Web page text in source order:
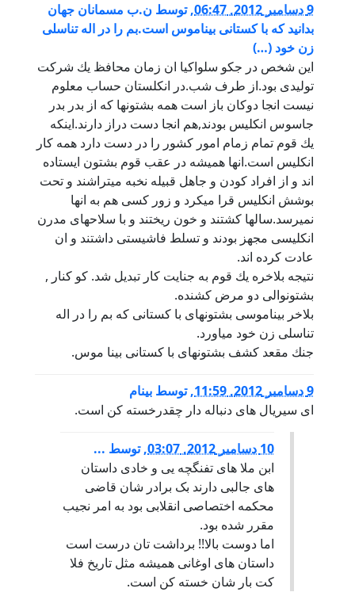
9 دسامبر 2012, 06:47 ,توسط ن.ب مسمانان جهان
بدانيد كه با كستانى بيناموس است.بم را در اله تناسلى
زن خود (…)
اين شخص در جكو سلواكيا ان زمان محافظ يك شركت
توليدى بود.از طرف شب.در انكلستان حساب معلوم
نيست انجا دوكان باز است همه بشتونها كه از بدر بدر
جاسوس انكليس بودند,هم انجا دست دراز دارند.اينكه
يك قوم تمام زمام امور كشور را در دست دارد همه كار
انكليس است.انها هميشه در عقب قوم بشتون ايستاده
اند و از افراد كودن و جاهل قبيله نخبه ميتراشند و تحت
بوشش انكليس قرا ميكرد و زور كسى هم به انها
نميرسد.سالها كشتند و خون ريختند و با سلاحهاى مدرن
انكليسى مجهز بودند و تسلط فاشيستى داشتند و ان
عادت كرده اند.
نتيجه بلاخره يك قوم به جنايت كار تبديل شد. كو كنار ,
بشتونوالى دو مرض كشنده.
بلاخر بيناموسى بشتونهاى با كستانى كه بم را در اله
تناسلى زن خود مياورد.
جنك مقعد كشف بشتونهاى با كستانى بينا موس.
9 دسامبر 2012, 11:59 ,توسط بینام
ای سیریال های دنباله دار چقدرخسته کن است.
10 دسامبر 2012, 03:07 ,توسط ...
ابن ملا های تفنگچه یی و خادی داستان
های جالبی دارند بک برادر شان قاضی
محکمه اختصاصی انقلابی بود به امر نجیب
مقرر شده بود.
اما دوست بالا!! برداشت تان درست است
داستان های اوغانی همیشه مثل تاریخ فلا
کت بار شان خسته کن است.